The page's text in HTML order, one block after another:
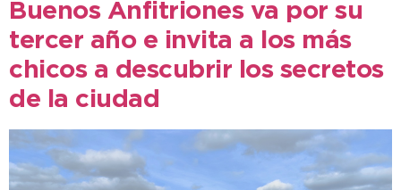
Buenos Anfitriones va por su
tercer año e invita a los más
chicos a descubrir los secretos
de la ciudad